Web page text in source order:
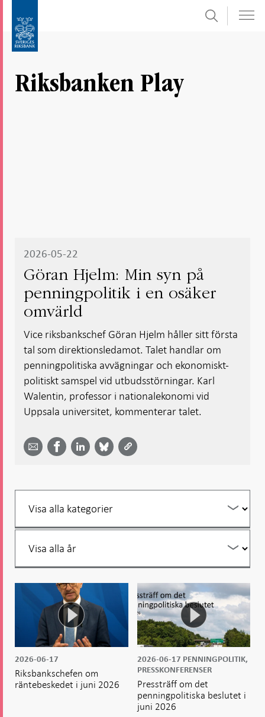
direkt
undersidor
Sök
Riksbanken Play
2026-05-22
Göran Hjelm: Min syn på
penningpolitik i en osäker
omvärld
Vice riksbankschef Göran Hjelm håller sitt första
tal som direktionsledamot. Talet handlar om
penningpolitiska avvägningar och ekonomiskt-
politiskt samspel vid utbudsstörningar. Karl
Walentin, professor i nationalekonomi vid
Uppsala universitet, kommenterar talet.
email -
Dela på
FacebookLinkedIn
-
på
Bluesky
på
Twitter
Filtrera
Filtrera
2026-06-17
Riksbankschefen om
räntebeskedet i juni 2026
2026-06-17 PENNINGPOLITIK,
PRESSKONFERENSER
Pressträff om det
penningpolitiska beslutet i
juni 2026